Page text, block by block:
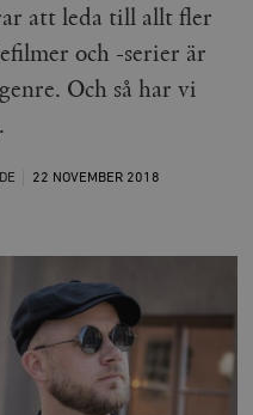
att leda till allt fler
och -serier är
Och så har vi
22 NOVEMBER 2018